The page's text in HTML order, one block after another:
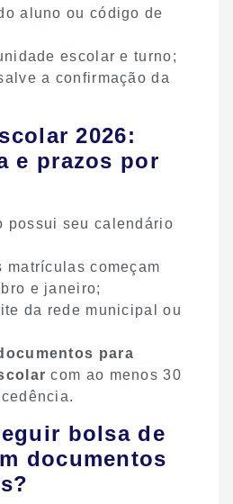
aluno ou código de
escolar e turno;
a confirmação da
2026:
e prazos por
possui seu calendário
matrículas começam
e janeiro;
da rede municipal ou
para
com ao menos 30
bolsa de
documentos